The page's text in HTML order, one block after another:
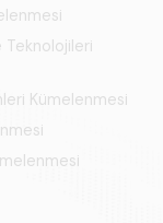
Teknolojileri
Kümelenmesi